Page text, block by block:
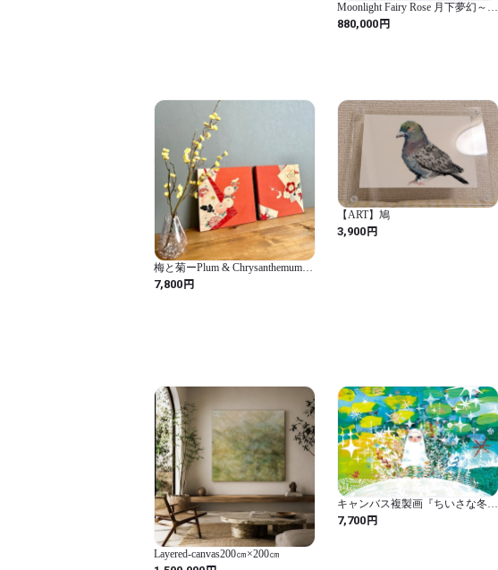
Moonlight Fairy Rose 月下夢幻～薔
薇の精
880,000円
梅と菊ーPlum & Chrysanthemum
Timeless Harmony | Antique Kimono
Art Panel Japanese Wall Art 27 ×
7,800円
【ART】鳩
3,900円
Layered‐canvas200㎝×200㎝
キャンバス複製画『ちいさな冬の
ゆりかご』
7,700円